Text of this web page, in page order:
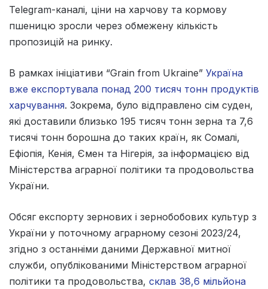
Telegram-каналі, ціни на харчову та кормову
пшеницю зросли через обмежену кількість
пропозицій на ринку.
В рамках ініціативи “Grain from Ukraine” Україна
вже експортувала понад 200 тисяч тонн продуктів
харчування. Зокрема, було відправлено сім суден,
які доставили близько 195 тисяч тонн зерна та 7,6
тисячі тонн борошна до таких країн, як Сомалі,
Ефіопія, Кенія, Ємен та Нігерія, за інформацією від
Міністерства аграрної політики та продовольства
України.
Обсяг експорту зернових і зернобобових культур з
України у поточному аграрному сезоні 2023/24,
згідно з останніми даними Державної митної
служби, опублікованими Міністерством аграрної
політики та продовольства, склав 38,6 мільйона